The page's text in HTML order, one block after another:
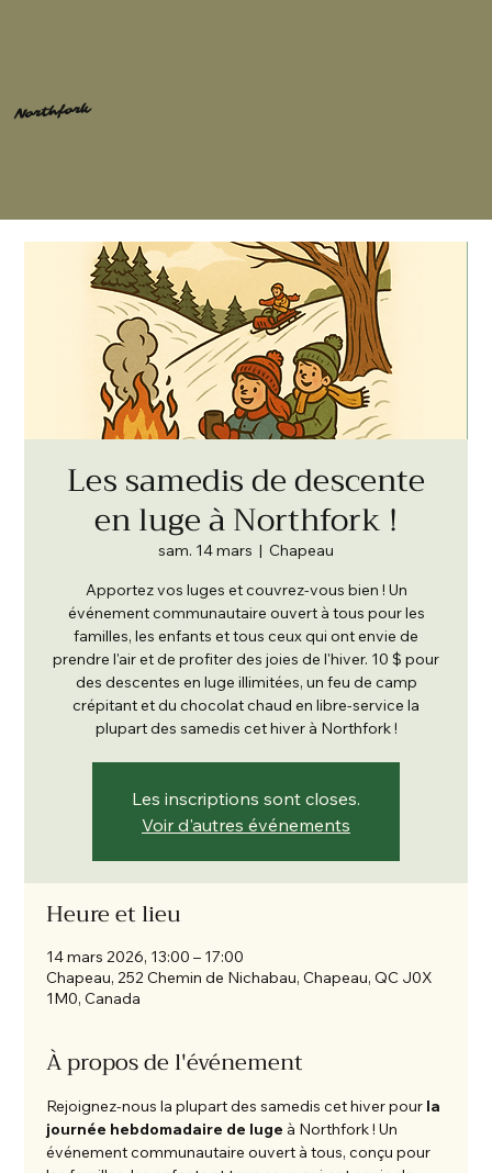
Northfork
Les samedis de descente
en luge à Northfork !
sam. 14 mars
  |
Chapeau
Apportez vos luges et couvrez-vous bien ! Un
événement communautaire ouvert à tous pour les
familles, les enfants et tous ceux qui ont envie de
prendre l'air et de profiter des joies de l'hiver. 10 $ pour
des descentes en luge illimitées, un feu de camp
crépitant et du chocolat chaud en libre-service la
plupart des samedis cet hiver à Northfork !
Les inscriptions sont closes.
Voir d'autres événements
Heure et lieu
14 mars 2026, 13:00 – 17:00
Chapeau, 252 Chemin de Nichabau, Chapeau, QC J0X
1M0, Canada
À propos de l'événement
Rejoignez-nous la plupart des samedis cet hiver pour la
journée hebdomadaire de luge à Northfork ! Un
événement communautaire ouvert à tous, conçu pour